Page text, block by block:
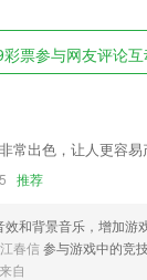
的动作战斗，让你
趣手游网下载。
发展趋势，便民自
的交通方式之一！
换成mp3。多条语音
色，让你针对最全的
CSV，创造有吸引力
票参与网友评论
常出色，让人更容易
推荐
效和背景音乐，增加游
春信参与游戏中的竞
来自